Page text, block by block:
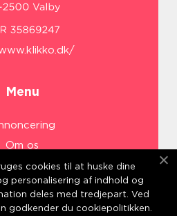
Menu
Om os
Cookies
os
Sitemap
cookies til at huske dine
personalisering af indhold og
deles med tredjepart. Ved
godkender du cookiepolitikken.